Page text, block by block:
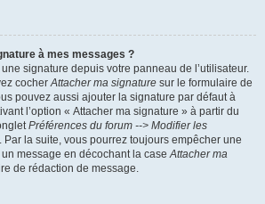
à mes messages ?
signature depuis votre panneau de l’utilisateur.
cocherAttacher ma signature sur le formulaire de
pouvez aussi ajouter la signature par défaut à
l’option « Attacher ma signature » à partir du
Préférences du forum --> Modifier les
Par la suite, vous pourrez toujours empêcher une
un message en décochant la caseAttacher ma
de rédaction de message.